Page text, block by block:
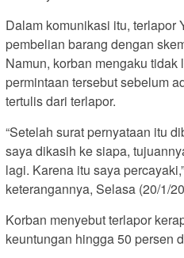
Dalam komunikasi itu, terlapor
pembelian barang dengan
Namun, korban mengaku
permintaan tersebut sebelum
tertulis dari terlapor.
“Setelah surat pernyataan itu
saya dikasih ke siapa,
lagi. Karena itu saya
keterangannya, Selasa (20/1/
Korban menyebut terlapor
keuntungan hingga 50 persen